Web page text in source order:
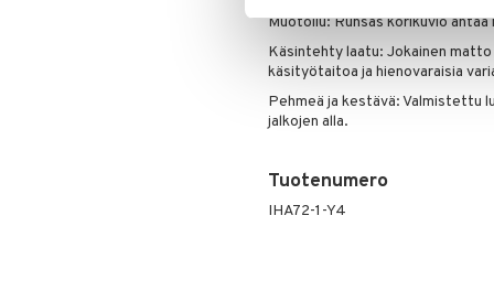
Muotoilu: Runsas korikuvio
Käsintehty laatu: Jokainen
käsityötaitoa ja hienovaraisia
Pehmeä ja kestävä: Valmistettu
jalkojen alla.
Tuotenumero
IHA72-1-Y4